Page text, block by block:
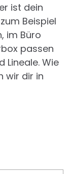
ist dein
Beispiel
im Büro
passen
Lineale. Wie
wir dir in